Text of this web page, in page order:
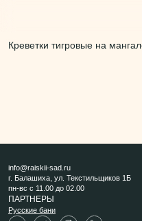
Креветки тигровые на
info@raiskii-sad.ru
г. Балашиха, ул. Текстильщиков 1Б
пн-вс с 11.00 до 02.00
ПАРТНЕРЫ
Русские бани